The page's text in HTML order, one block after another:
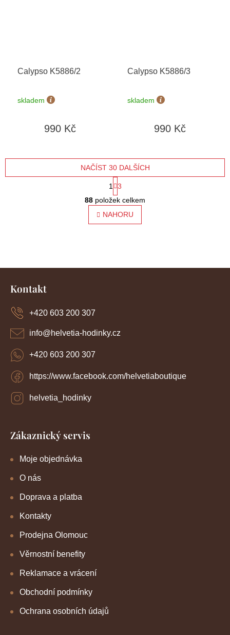
Calypso K5886/2
skladem
990 Kč
Calypso K5886/3
skladem
990 Kč
O
v
l
á
ý
NAČÍST 30 DALŠÍCH
S
t
r
k
n
1
3
88 položek celkem
NAHORU
Kontakt
info@helvetia-hodinky.cz
+420 603 200 307
https://www.facebook.com/helvetiaboutique
helvetia_hodinky
+420 603 200 307
Zákaznický servis
Moje objednávka
O nás
Doprava a platba
Kontakty
Prodejna Olomouc
Věrnostní benefity
Reklamace a vrácení
Obchodní podmínky
Ochrana osobních údajů